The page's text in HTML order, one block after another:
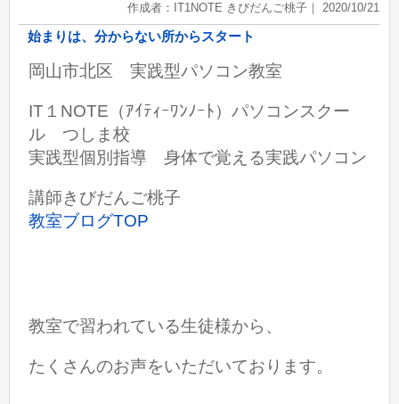
作成者：IT1NOTE きびだんご桃子｜ 2020/10/21
始まりは、分からない所からスタート
岡山市北区 実践型パソコン教室
IT１NOTE（ｱｲﾃｨｰﾜﾝﾉｰﾄ）パソコンスクー
ル つしま校
実践型個別指導 身体で覚える実践パソコン
講師きびだんご桃子
教室ブログTOP
教室で習われている生徒様から、
たくさんのお声をいただいております。